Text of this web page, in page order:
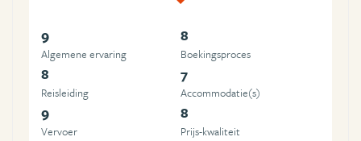
9
Algemene ervaring
8
Boekingsproces
8
Reisleiding
7
Accommodatie(s)
9
Vervoer
8
Prijs-kwaliteit